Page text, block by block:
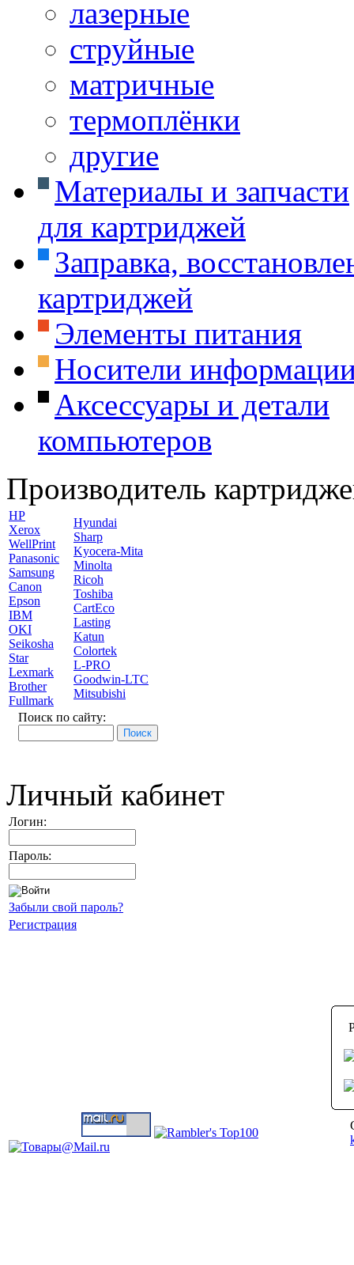
лазерные
струйные
матричные
термоплёнки
другие
Материалы и запчасти
для картриджей
Заправка,
картриджей
Элементы питания
Носители
Аксессуары и детали
компьютеров
Производитель
HP
Xerox
WellPrint
Panasonic
Samsung
Canon
Epson
IBM
OKI
Seikosha
Star
Lexmark
Brother
Fullmark
Hyundai
Sharp
Kyocera-Mita
Minolta
Ricoh
Toshiba
CartEco
Lasting
Katun
Colortek
L-PRO
Goodwin-LTC
Mitsubishi
Поиск по сайту:
Личный кабинет
Логин:
Пароль:
Забыли свой пароль?
Регистрация